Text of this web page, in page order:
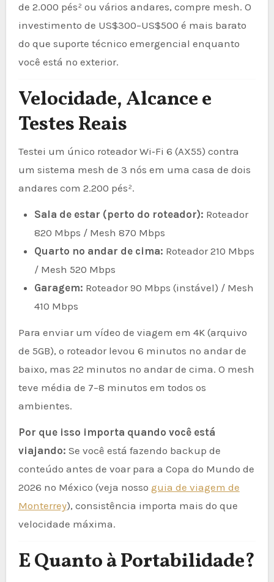
de 2.000 pés² ou vários andares, compre mesh. O
investimento de US$300–US$500 é mais barato
do que suporte técnico emergencial enquanto
você está no exterior.
Velocidade, Alcance e
Testes Reais
Testei um único roteador Wi‑Fi 6 (AX55) contra
um sistema mesh de 3 nós em uma casa de dois
andares com 2.200 pés².
Sala de estar (perto do roteador): Roteador
820 Mbps / Mesh 870 Mbps
Quarto no andar de cima: Roteador 210 Mbps
/ Mesh 520 Mbps
Garagem: Roteador 90 Mbps (instável) / Mesh
410 Mbps
Para enviar um vídeo de viagem em 4K (arquivo
de 5GB), o roteador levou 6 minutos no andar de
baixo, mas 22 minutos no andar de cima. O mesh
teve média de 7–8 minutos em todos os
ambientes.
Por que isso importa quando você está
viajando: Se você está fazendo backup de
conteúdo antes de voar para a Copa do Mundo de
2026 no México (veja nosso guia de viagem de
Monterrey), consistência importa mais do que
velocidade máxima.
E Quanto à Portabilidade?